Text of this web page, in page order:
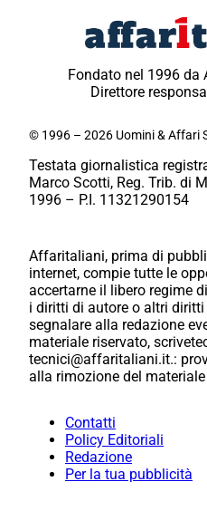
Fondato nel 1996 da
Direttore
© 1996 – 2026 Uomini & Affari
Testata giornalistica
Marco Scotti, Reg. Trib. di
1996 – P.I. 11321290154
Affaritaliani, prima di
internet, compie tutte le
accertarne il libero regime
i diritti di autore o altri
segnalare alla redazione
materiale riservato,
tecnici@affaritaliani.it.:
alla rimozione del
Contatti
Policy Editoriali
Redazione
Per la tua pubblicità